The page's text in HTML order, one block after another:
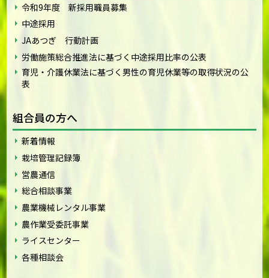
令和9年度 新採用職員募集
中途採用
JAあつぎ 行動計画
労働施策総合推進法に基づく中途採用比率の公表
育児・介護休業法に基づく男性の育児休業等の取得状況の公
表
組合員の方へ
新着情報
栽培管理記録簿
営農通信
総合相談事業
農業機械レンタル事業
農作業受委託事業
ライスセンター
各種相談会